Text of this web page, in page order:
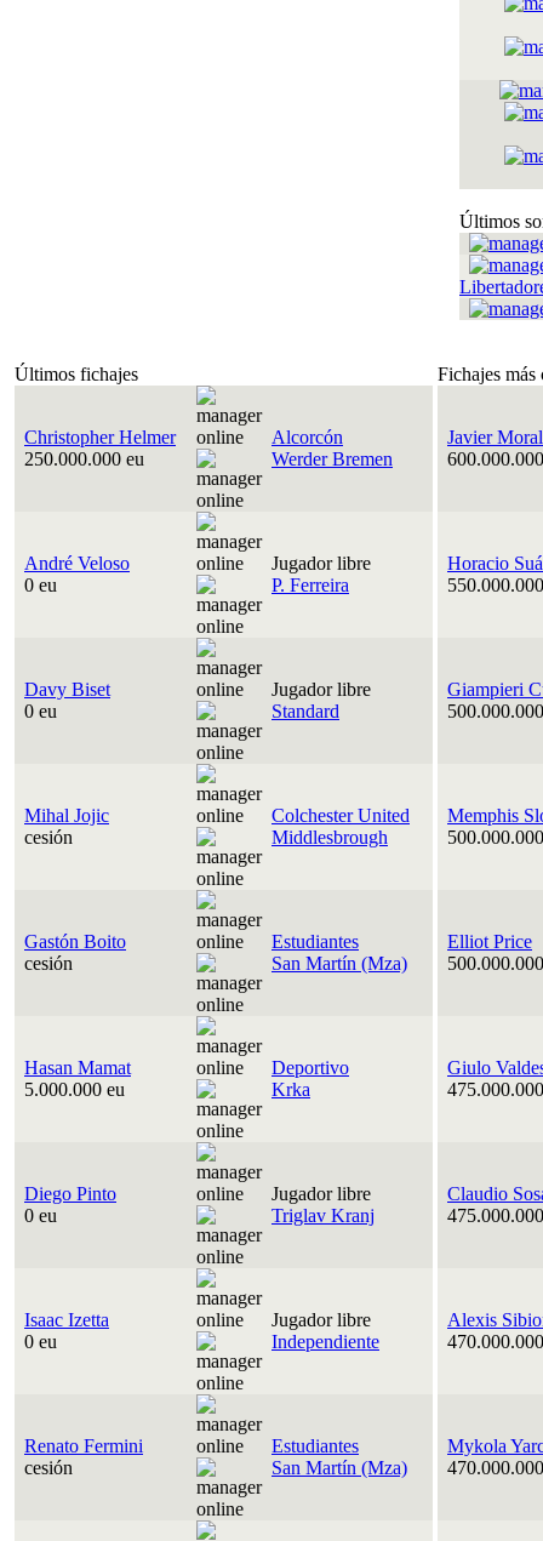
Últimos
Últimos fichajes Fichajes más
Christopher Helmer
250.000.000 eu
Alcorcón
Werder Bremen
Javier
André Veloso
0 eu
Jugador libre
P. Ferreira
Horacio
Davy Biset
0 eu
Jugador libre
Standard
Giampieri
Mihal Jojic
cesión
Colchester United
Middlesbrough
Memphis
Gastón Boito
cesión
Estudiantes
San Martín (Mza)
Elliot Price
Hasan Mamat
5.000.000 eu
Deportivo
Krka
Giulo
Diego Pinto
0 eu
Jugador libre
Triglav Kranj
Claudio
Isaac Izetta
0 eu
Jugador libre
Independiente
Alexis
Renato Fermini
cesión
Estudiantes
San Martín (Mza)
Mykola